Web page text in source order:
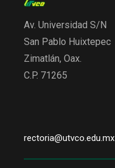
Av. Universidad S/N
San Pablo Huixtepec
Zimatlán, Oax.
C.P. 71265
rectoria@utvco.edu.mx